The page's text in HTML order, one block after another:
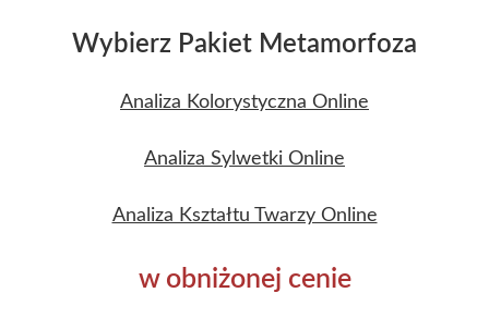
Wybierz Pakiet Metamorfoza
Analiza Kolorystyczna Online
Analiza Sylwetki Online
Analiza Kształtu Twarzy Online
w obniżonej cenie